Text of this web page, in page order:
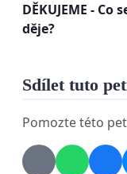
Rychnovsku
který odpovídá
Jde tu o
peticí
územního
Rychnov nad
DĚKUJEME -
děje?
Sdílet tuto
Pomozte této